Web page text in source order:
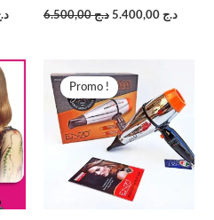
د.ج6.500,00 د.ج 5.400,00
د.ج 5.400,00.
Le
actuel
est :
د.ج 4.800,00.
Promo !
prix
initial
était :
actuel
est :